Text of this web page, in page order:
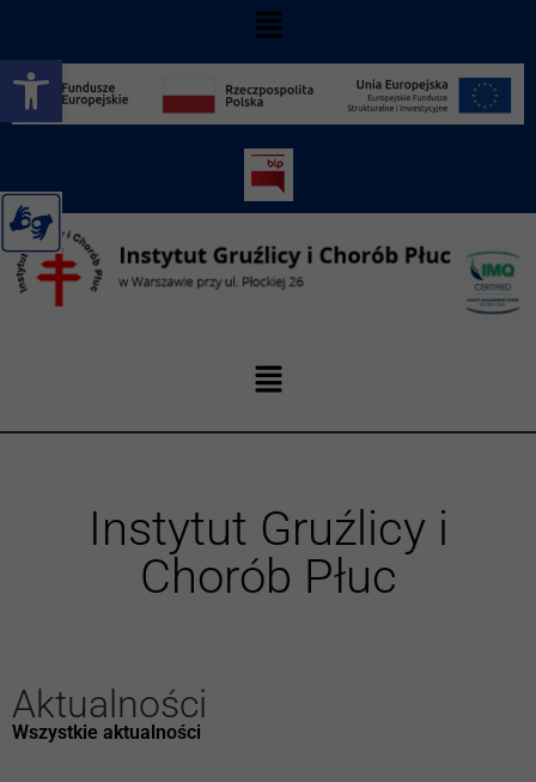
Otwórz pasek narzędzi
Instytut Gruźlicy i
Chorób Płuc
Aktualności
Wszystkie aktualności